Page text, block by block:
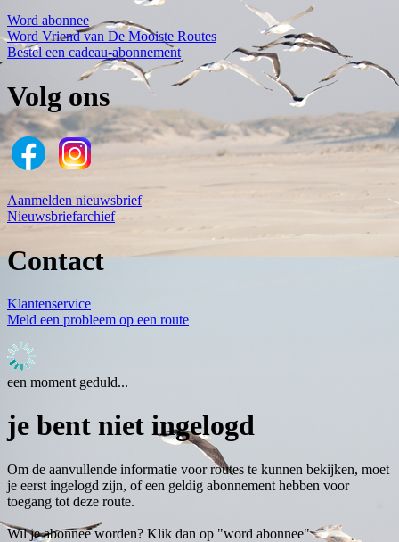
Word abonnee
Word Vriend van De Mooiste Routes
Bestel een cadeau-abonnement
Volg ons
Aanmelden nieuwsbrief
Nieuwsbriefarchief
Contact
Klantenservice
Meld een probleem op een route
een moment geduld...
je bent niet ingelogd
Om de aanvullende informatie voor routes te kunnen bekijken, moet
je eerst ingelogd zijn, of een geldig abonnement hebben voor
toegang tot deze route.
Wil je abonnee worden? Klik dan op "word abonnee"